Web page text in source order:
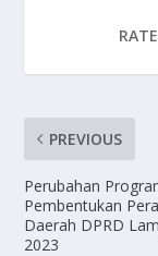
PREVIOUS
Perubahan
Pembentukan
Daerah DPRD
2023